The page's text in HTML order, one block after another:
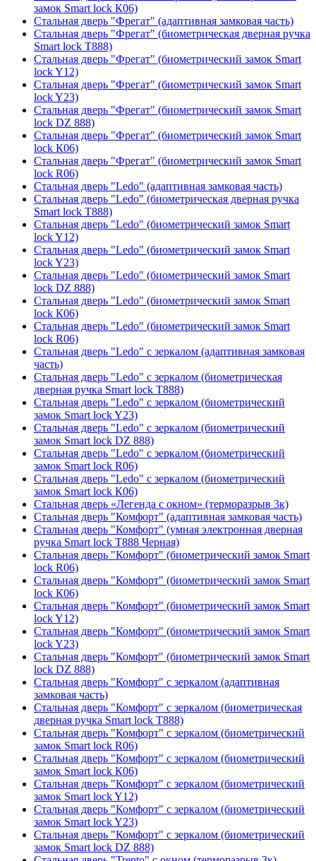
замок Smart lock К06)
Стальная дверь "Фрегат" (адаптивная замковая часть)
Стальная дверь "Фрегат" (биометрическая дверная ручка
Smart lock T888)
Стальная дверь "Фрегат" (биометрический замок Smart
lock Y12)
Стальная дверь "Фрегат" (биометрический замок Smart
lock Y23)
Стальная дверь "Фрегат" (биометрический замок Smart
lock DZ 888)
Стальная дверь "Фрегат" (биометрический замок Smart
lock К06)
Стальная дверь "Фрегат" (биометрический замок Smart
lock R06)
Стальная дверь "Ledo" (адаптивная замковая часть)
Стальная дверь "Ledo" (биометрическая дверная ручка
Smart lock T888)
Стальная дверь "Ledo" (биометрический замок Smart
lock Y12)
Стальная дверь "Ledo" (биометрический замок Smart
lock Y23)
Стальная дверь "Ledo" (биометрический замок Smart
lock DZ 888)
Стальная дверь "Ledo" (биометрический замок Smart
lock К06)
Стальная дверь "Ledo" (биометрический замок Smart
lock R06)
Стальная дверь "Ledo" с зеркалом (адаптивная замковая
часть)
Стальная дверь "Ledo" с зеркалом (биометрическая
дверная ручка Smart lock T888)
Стальная дверь "Ledo" с зеркалом (биометрический
замок Smart lock Y23)
Стальная дверь "Ledo" с зеркалом (биометрический
замок Smart lock DZ 888)
Стальная дверь "Ledo" с зеркалом (биометрический
замок Smart lock R06)
Стальная дверь "Ledo" с зеркалом (биометрический
замок Smart lock К06)
Стальная дверь «Легенда с окном» (терморазрыв 3к)
Стальная дверь "Комфорт" (адаптивная замковая часть)
Стальная дверь "Комфорт" (умная электронная дверная
ручка Smart lock T888 Черная)
Стальная дверь "Комфорт" (биометрический замок Smart
lock R06)
Стальная дверь "Комфорт" (биометрический замок Smart
lock К06)
Стальная дверь "Комфорт" (биометрический замок Smart
lock Y12)
Стальная дверь "Комфорт" (биометрический замок Smart
lock Y23)
Стальная дверь "Комфорт" (биометрический замок Smart
lock DZ 888)
Стальная дверь "Комфорт" с зеркалом (адаптивная
замковая часть)
Стальная дверь "Комфорт" с зеркалом (биометрическая
дверная ручка Smart lock T888)
Стальная дверь "Комфорт" с зеркалом (биометрический
замок Smart lock R06)
Стальная дверь "Комфорт" с зеркалом (биометрический
замок Smart lock К06)
Стальная дверь "Комфорт" с зеркалом (биометрический
замок Smart lock Y12)
Стальная дверь "Комфорт" с зеркалом (биометрический
замок Smart lock Y23)
Стальная дверь "Комфорт" с зеркалом (биометрический
замок Smart lock DZ 888)